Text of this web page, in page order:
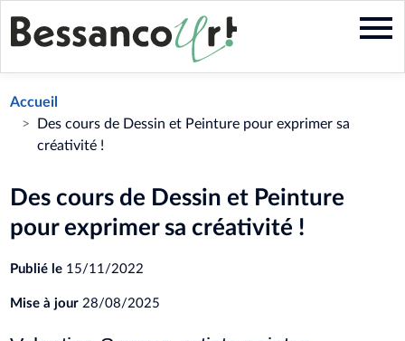
Aller
au
contenu
Accueil
Des cours de Dessin et Peinture pour exprimer sa
créativité !
Des cours de Dessin et Peinture
pour exprimer sa créativité !
Publié le 15/11/2022
Mise à jour 28/08/2025